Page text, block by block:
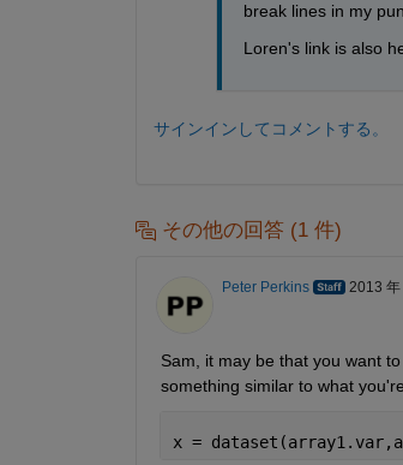
break lines in my
Loren's link is also
サインインしてコメントする。
その他の回答 (1 件)
Peter Perkins 2013 年
Sam, it may be that you want
something similar to what
x =